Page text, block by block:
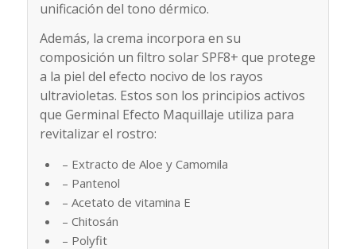
unificación del tono dérmico.
Además, la crema incorpora en su
composición un filtro solar SPF8+ que protege
a la piel del efecto nocivo de los rayos
ultravioletas. Estos son los principios activos
que Germinal Efecto Maquillaje utiliza para
revitalizar el rostro:
– Extracto de Aloe y Camomila
– Pantenol
– Acetato de vitamina E
– Chitosán
– Polyfit